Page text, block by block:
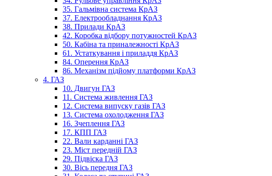
35. Гальмівна система КрАЗ
37. Електрообладнання КрАЗ
38. Прилади КрАЗ
42. Коробка відбору потужностей КрАЗ
50. Кабіна та приналежності КрАЗ
61. Устаткування і приладдя КрАЗ
84. Оперення КрАЗ
86. Механізм підйому платформи КрАЗ
4. ГАЗ
10. Двигун ГАЗ
11. Система живлення ГАЗ
12. Система випуску газів ГАЗ
13. Система охолодження ГАЗ
16. Зчеплення ГАЗ
17. КПП ГАЗ
22. Вали карданні ГАЗ
23. Міст передній ГАЗ
29. Підвіска ГАЗ
30. Вісь передня ГАЗ